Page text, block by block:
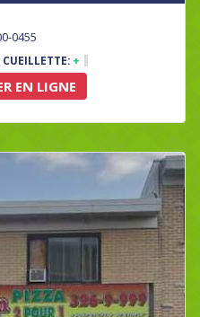
0455
CUEILLETTE: +
EN LIGNE